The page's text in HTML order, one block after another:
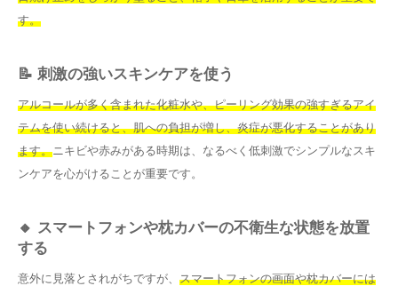
す。
📝 刺激の強いスキンケアを使う
アルコールが多く含まれた化粧水や、ピーリング効果の強すぎるアイ
テムを使い続けると、肌への負担が増し、炎症が悪化することがあり
ます。ニキビや赤みがある時期は、なるべく低刺激でシンプルなスキ
ンケアを心がけることが重要です。
🔸 スマートフォンや枕カバーの不衛生な状態を放置
する
意外に見落とされがちですが、 スマートフォンの画面や枕カバーには